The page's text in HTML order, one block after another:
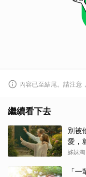
內容已至結尾。請注意
繼續看下去
別被
愛，
姊妹淘
「